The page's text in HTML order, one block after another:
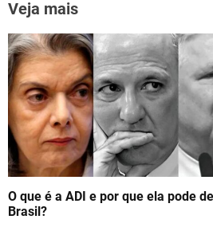
a
v
i
g
a
t
i
Veja mais
O que é a ADI e por que ela pode
Brasil?